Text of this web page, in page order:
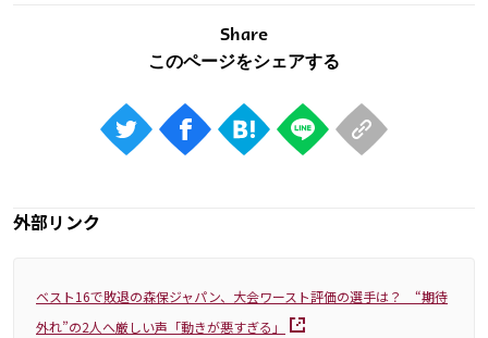
Share
外部リンク
ベスト16で敗退の森保ジャパン、大会ワースト評価の選手は？ “期待
外れ”の2人へ厳しい声「動きが悪すぎる」